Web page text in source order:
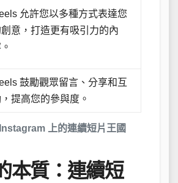
上的連續短片王國
允許您以多種方式表達您
創意，打造更有吸引力的內
鼓勵觀眾留言、分享和互
提高您的參與度。
本質：連續短